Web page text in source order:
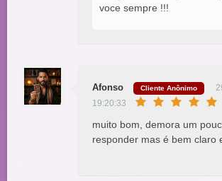
voce sempre !!!
Afonso Cliente Anônimo
19:20:33
muito bom, demora um
responder mas é bem claro